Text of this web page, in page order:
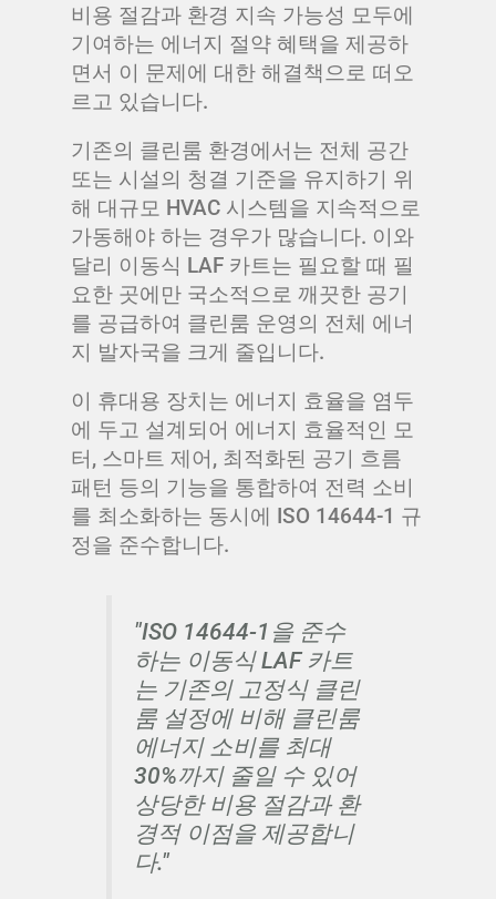
비용 절감과 환경 지속 가능성 모두에
기여하는 에너지 절약 혜택을 제공하
면서 이 문제에 대한 해결책으로 떠오
르고 있습니다.
기존의 클린룸 환경에서는 전체 공간
또는 시설의 청결 기준을 유지하기 위
해 대규모 HVAC 시스템을 지속적으로
가동해야 하는 경우가 많습니다. 이와
달리 이동식 LAF 카트는 필요할 때 필
요한 곳에만 국소적으로 깨끗한 공기
를 공급하여 클린룸 운영의 전체 에너
지 발자국을 크게 줄입니다.
이 휴대용 장치는 에너지 효율을 염두
에 두고 설계되어 에너지 효율적인 모
터, 스마트 제어, 최적화된 공기 흐름
패턴 등의 기능을 통합하여 전력 소비
를 최소화하는 동시에 ISO 14644-1 규
정을 준수합니다.
"ISO 14644-1을 준수
하는 이동식 LAF 카트
는 기존의 고정식 클린
룸 설정에 비해 클린룸
에너지 소비를 최대
30%까지 줄일 수 있어
상당한 비용 절감과 환
경적 이점을 제공합니
다."